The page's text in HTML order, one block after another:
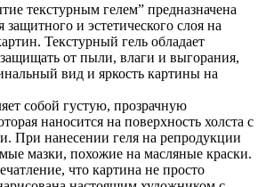
текстурным гелем” предназначена
защитного и эстетического слоя на
Текстурный гель обладает
от пыли, влаги и выгорания,
вид и яркость картины на
собой густую, прозрачную
наносится на поверхность холста с
При нанесении геля на репродукции
мазки, похожие на масляные краски.
что картина не просто